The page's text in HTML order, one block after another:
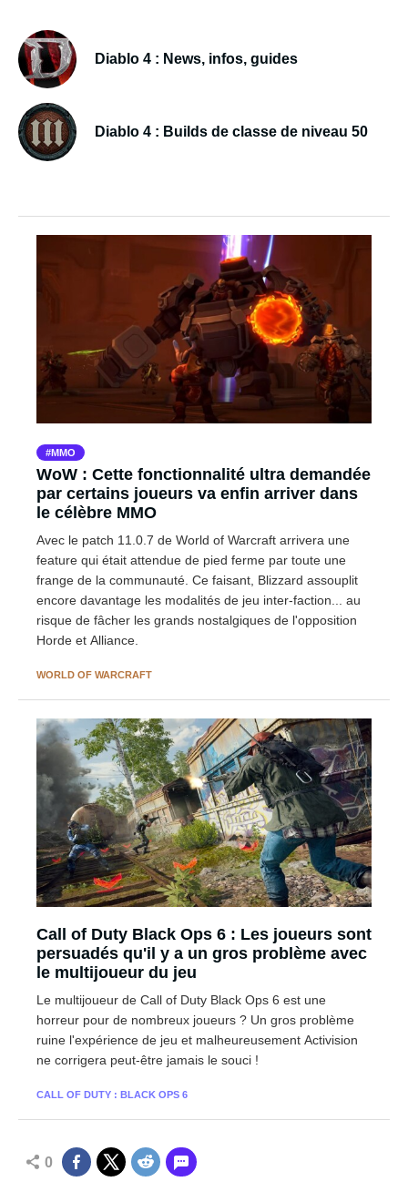
Diablo 4 : News, infos, guides
Diablo 4 : Builds de classe de niveau 50
MMO
WoW : Cette fonctionnalité ultra demandée
par certains joueurs va enfin arriver dans
le célèbre MMO
Avec le patch 11.0.7 de World of Warcraft arrivera une
feature qui était attendue de pied ferme par toute une
frange de la communauté. Ce faisant, Blizzard assouplit
encore davantage les modalités de jeu inter-faction... au
risque de fâcher les grands nostalgiques de l'opposition
Horde et Alliance.
WORLD OF WARCRAFT
Call of Duty Black Ops 6 : Les joueurs sont
persuadés qu'il y a un gros problème avec
le multijoueur du jeu
Le multijoueur de Call of Duty Black Ops 6 est une
horreur pour de nombreux joueurs ? Un gros problème
ruine l'expérience de jeu et malheureusement Activision
ne corrigera peut-être jamais le souci !
CALL OF DUTY : BLACK OPS 6
0